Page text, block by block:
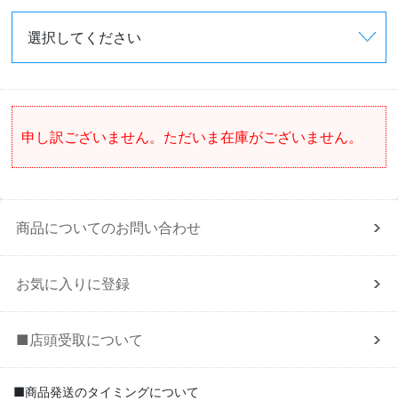
申し訳ございません。ただいま在庫がございません。
商品についてのお問い合わせ
お気に入りに登録
■店頭受取について
■商品発送のタイミングについて